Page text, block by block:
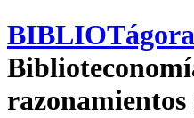
BIBLIOTágora